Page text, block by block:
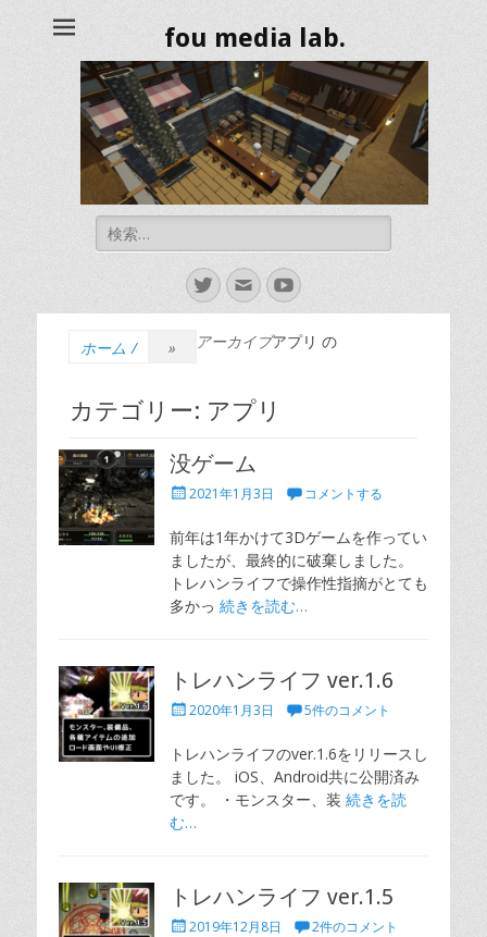
fou media lab.
索
Twitter
メ
ー
YouTube
ホーム / » アプリ の
アーカイブ
カテゴリー: アプリ
没ゲーム
投
日
2021年1月3日 コメントする
前年は1年かけて3Dゲームを作ってい
ましたが、最終的に破棄しました。
トレハンライフで操作性指摘がとても
多かっ 続きを読む…
トレハンライフ ver.1.6
投
日
2020年1月3日 5件のコメント
トレハンライフのver.1.6をリリースし
ました。 iOS、Android共に公開済み
です。 ・モンスター、装 続きを読
む…
トレハンライフ ver.1.5
投 2019年12月8日 2件のコメント